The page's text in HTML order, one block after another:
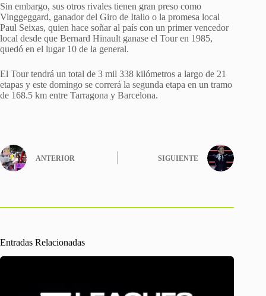
Sin embargo, sus otros rivales tienen gran preso como
Vinggeggard, ganador del Giro de Italio o la promesa local
Paul Seixas, quien hace soñar al país con un primer vencedor
local desde que Bernard Hinault ganase el Tour en 1985,
quedó en el lugar 10 de la general.
El Tour tendrá un total de 3 mil 338 kilómetros a largo de 21
etapas y este domingo se correrá la segunda etapa en un tramo
de 168.5 km entre Tarragona y Barcelona.
ANTERIOR SIGUIENTE
Entradas Relacionadas